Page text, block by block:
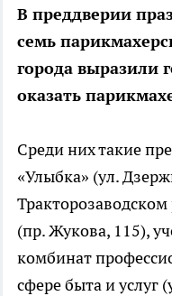
В преддверии
семь
города выразили
оказать
Среди них такие
«Улыбка» (ул.
(пр. Жукова, 115),
комбинат
сфере быта и услуг